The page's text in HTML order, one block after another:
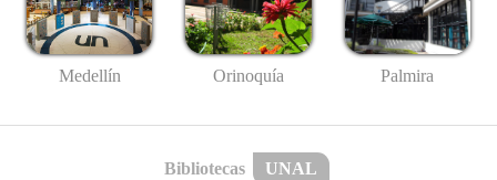
Medellín Orinoquía Palmira
Bibliotecas UNAL